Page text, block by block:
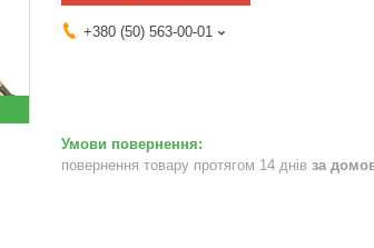
+380 (50) 563-00-01
повернення товару протягом 14 днів за